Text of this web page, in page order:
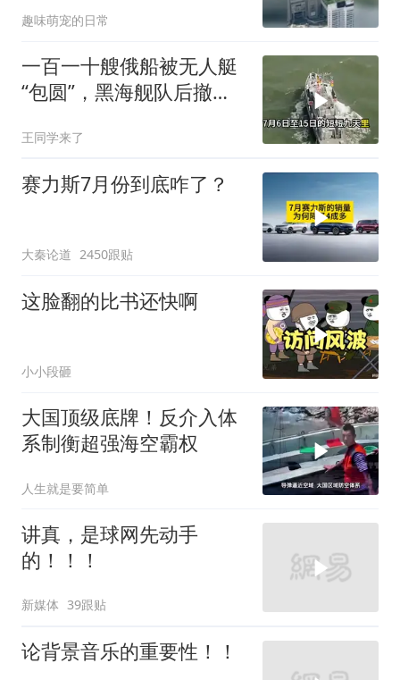
趣味萌宠的日常
一百一十艘俄船被无人艇
“包圆”，黑海舰队后撤数
王同学来了
赛力斯7月份到底咋了？
大秦论道 2450跟贴
这脸翻的比书还快啊
小小段砸
大国顶级底牌！反介入体
系制衡超强海空霸权
人生就是要简单
讲真，是球网先动手
的！！！
新媒体 39跟贴
论背景音乐的重要性！！